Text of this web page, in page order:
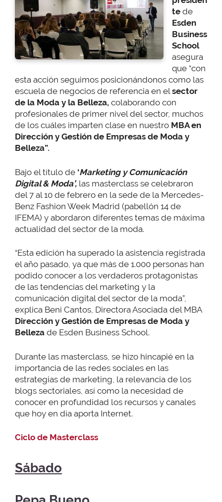
te de
Esden
Business
School
asegura
que “con
esta acción seguimos posicionándonos como las
escuela de negocios de referencia en elsector
de la Moda y la Belleza, colaborando con
profesionales de primer nivel del sector, muchos
de los cuáles imparten clase en nuestro MBA en
Dirección y Gestión de Empresas de Moda y
Belleza”.
Bajo el título de ‘Marketing y Comunicación
Digital & Moda’, las masterclass se celebraron
del 7 al 10 de febrero en la sede de la Mercedes-
Benz Fashion Week Madrid (pabellón 14 de
IFEMA) y abordaron diferentes temas de máxima
actualidad del sector de la moda.
“Esta edición ha superado la asistencia registrada
el año pasado, ya que más de 1.000 personas han
podido conocer a los verdaderos protagonistas
de las tendencias del marketing y la
comunicación digital del sector de la moda”,
explica Beni Cantos, Directora Asociada del MBA
Dirección y Gestión de Empresas de Moda y
Belleza de Esden Business School.
Durante las masterclass, se hizo hincapié en la
importancia de las redes sociales en las
estrategias de marketing, la relevancia de los
blogs sectoriales, así como la necesidad de
conocer en profundidad los recursos y canales
que hoy en día aporta Internet.
Ciclo de Masterclass
Sábado